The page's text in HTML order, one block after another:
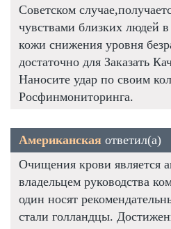
Советском
чувствами близких людей
кожи снижения уровня
достаточно для Заказать
Наносите удар по своим
Росфинмониторинга.
Американская ответил(а)
Очищения крови является
владельцем руководства
один носят
стали голландцы.